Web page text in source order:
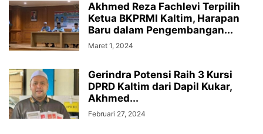
Akhmed Reza Fachlevi Terpilih
Ketua BKPRMI Kaltim, Harapan
Baru dalam Pengembangan...
Maret 1, 2024
Gerindra Potensi Raih 3 Kursi
DPRD Kaltim dari Dapil Kukar,
Akhmed...
Februari 27, 2024